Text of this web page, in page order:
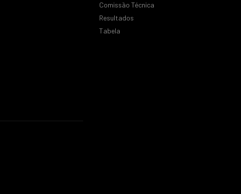
Comissão Técnica
Resultados
Tabela